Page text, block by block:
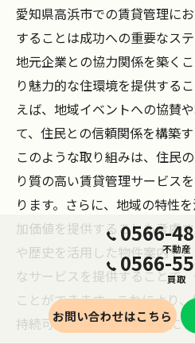
愛知県高浜市での賃貸管理に
することは成功への重要なス
地元企業との協力関係を築く
り魅力的な住環境を提供する
えば、地域イベントへの協賛
て、住民との信頼関係を構築
このような取り組みは、住民
り質の高い賃貸管理サービス
ります。さらに、地域の特性
加価値を提供することも考慮
や歴史を活用した物件案内や
なサービスを提供することで
ことができます。これにより
持続可能な賃貸管理を可能にし
0566-
不動産
0566-
買取
お問い合わせはこちら